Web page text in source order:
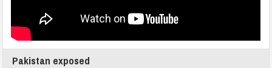
Pakistan exposed